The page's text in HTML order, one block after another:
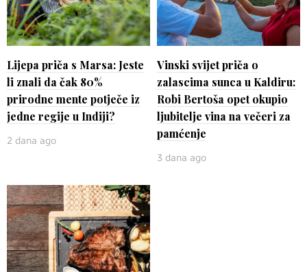
Lijepa priča s Marsa: Jeste
li znali da čak 80%
prirodne mente potječe iz
jedne regije u Indiji?
2 dana ago
Vinski svijet priča o
zalascima sunca u Kaldiru:
Robi Bertoša opet okupio
ljubitelje vina na večeri za
pamćenje
3 dana ago